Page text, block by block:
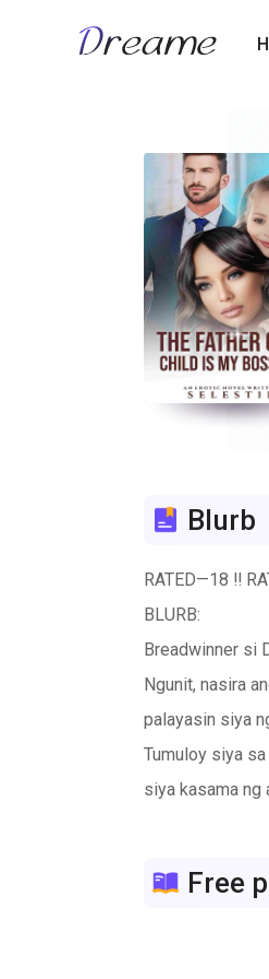
Blurb
RATED—18 ‼️
BLURB:
Breadwinner si
Ngunit, nasira
palayasin siya
Tumuloy siya
siya kasama ng
nagkaroon ito
Ngunit, haplos
Kaya, malaking
Free